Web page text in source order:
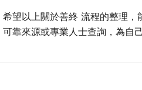
希望以上關於善終 流程的整理，
可靠來源或專業人士查詢，為自